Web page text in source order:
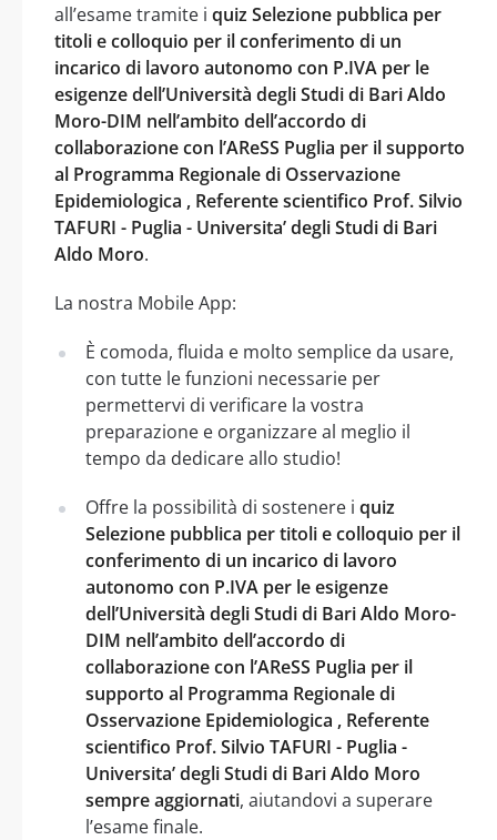
all’esame tramite i quiz Selezione pubblica per
titoli e colloquio per il conferimento di un
incarico di lavoro autonomo con P.IVA per le
esigenze dell’Università degli Studi di Bari Aldo
Moro-DIM nell’ambito dell’accordo di
collaborazione con l’AReSS Puglia per il supporto
al Programma Regionale di Osservazione
Epidemiologica , Referente scientifico Prof. Silvio
TAFURI - Puglia - Universita’ degli Studi di Bari
Aldo Moro.
La nostra Mobile App:
È comoda, fluida e molto semplice da usare,
con tutte le funzioni necessarie per
permettervi di verificare la vostra
preparazione e organizzare al meglio il
tempo da dedicare allo studio!
Offre la possibilità di sostenere i quiz
Selezione pubblica per titoli e colloquio per il
conferimento di un incarico di lavoro
autonomo con P.IVA per le esigenze
dell’Università degli Studi di Bari Aldo Moro-
DIM nell’ambito dell’accordo di
collaborazione con l’AReSS Puglia per il
supporto al Programma Regionale di
Osservazione Epidemiologica , Referente
scientifico Prof. Silvio TAFURI - Puglia -
Universita’ degli Studi di Bari Aldo Moro
sempre aggiornati, aiutandovi a superare
l’esame finale.